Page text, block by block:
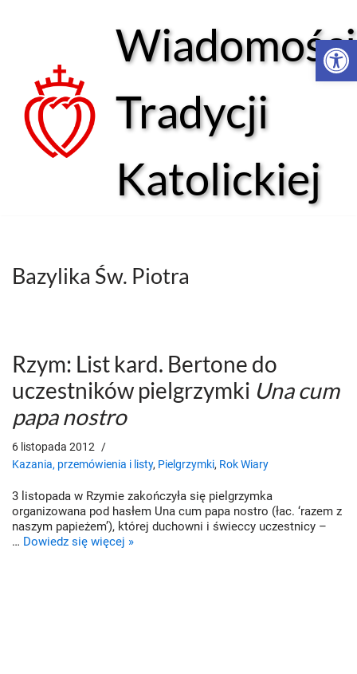
treści
Wiadomości
Tradycji
Katolickiej
Bazylika Św. Piotra
Rzym: List kard. Bertone do
uczestników pielgrzymki Una cum
papa nostro
6 listopada 2012
Kazania, przemówienia i listy, Pielgrzymki, Rok Wiary
3 listopada w Rzymie zakończyła się pielgrzymka
organizowana pod hasłem Una cum papa nostro (łac. ‘razem z
naszym papieżem’), której duchowni i świeccy uczestnicy –
… Dowiedz się więcej »